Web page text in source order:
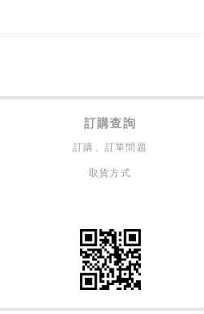
訂購查詢
訂購、訂單問題
取貨方式